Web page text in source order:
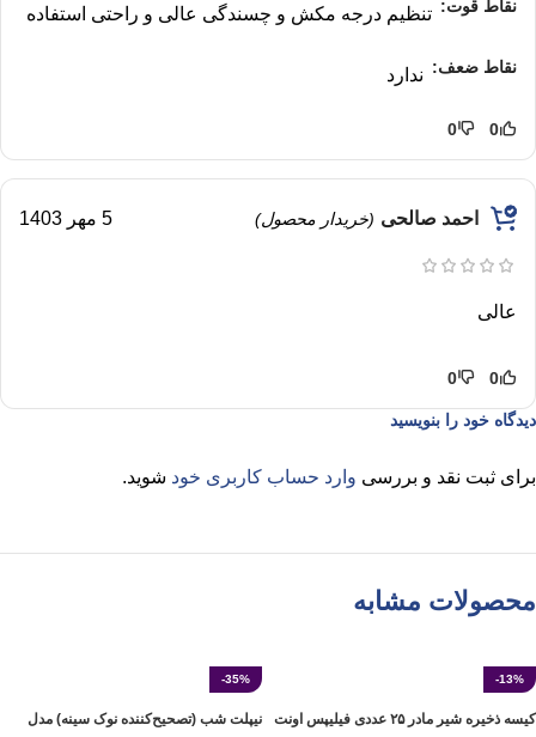
نقاط قوت: تنظیم درجه مکش و چسندگی عالی و راحتی استفاده
نقاط ضعف: ندارد
0
0
احمد صالحی (خریدار محصول) 5 مهر 1403
عالی
0
0
دیدگاه خود را بنویسید
برای ثبت نقد و بررسی وارد حساب کاربری خود شوید.
محصولات مشابه
-13%
کیسه ‌ذخیره شیر مادر ۲۵ عددی فیلیپس اونت
-35%
نیپلت شب (تصحیح‌کننده نوک سینه) مدل